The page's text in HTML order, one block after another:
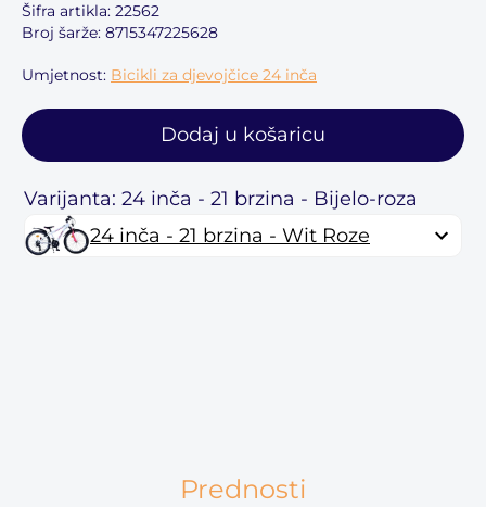
Šifra artikla: 22562
Broj šarže: 8715347225628
Umjetnost: Bicikli za djevojčice 24 inča
Dodaj u košaricu
Varijanta: 24 inča - 21 brzina - Bijelo-roza
24 inča - 21 brzina - Wit Roze
Prednosti